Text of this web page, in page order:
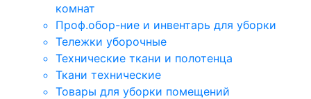
комнат
Проф.обор-ние и инвентарь для уборки
Тележки уборочные
Технические ткани и полотенца
Ткани технические
Товары для уборки помещений